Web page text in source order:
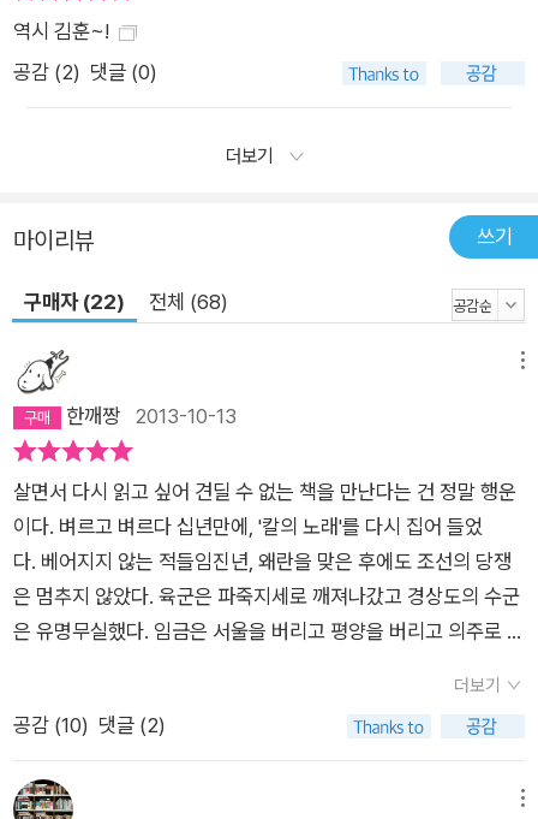
역시 김훈~!
공감 (2) 댓글 (0)
더보기
마이리뷰 쓰기
구매자 (22) 전체 (68)
한깨짱 2013-10-13
살면서 다시 읽고 싶어 견딜 수 없는 책을 만난다는 건 정말 행운
이다. 벼르고 벼르다 십년만에, '칼의 노래'를 다시 집어 들었
다. 베어지지 않는 적들임진년, 왜란을 맞은 후에도 조선의 당쟁
은 멈추지 않았다. 육군은 파죽지세로 깨져나갔고 경상도의 수군
은 유명무실했다. 임금은 서울을 버리고 평양을 버리고 의주로 향
패배도 허용하지 않으며 나라를 홀로 지킨 장수는 삼도수군통제
사 이순신이었다. 왜군은 감히 이순신의 앞바다를 경유해 서해로
나아가지 못했고 나아가지 못한 적은 고립되어 썩어갔다. 조선이
패망하지 않은 이유는 이순신이었다. 왜란 6년째인 정유년 2월,
더보기
공감 (10) 댓글 (2)